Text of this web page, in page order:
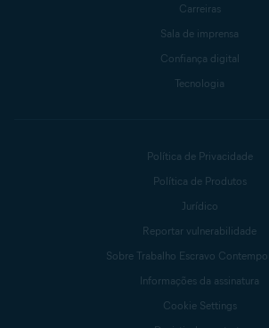
Carreiras
Sala de imprensa
Confiança digital
Tecnologia
Política de Privacidade
Política de Produtos
Jurídico
Reportar vulnerabilidade
Sobre Trabalho Escravo
Informações da assinatura
Cookie Settings